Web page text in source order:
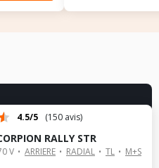
4.5/5
(150 avis)
RALLY STR
V ARRIERE RADIAL TL M+S